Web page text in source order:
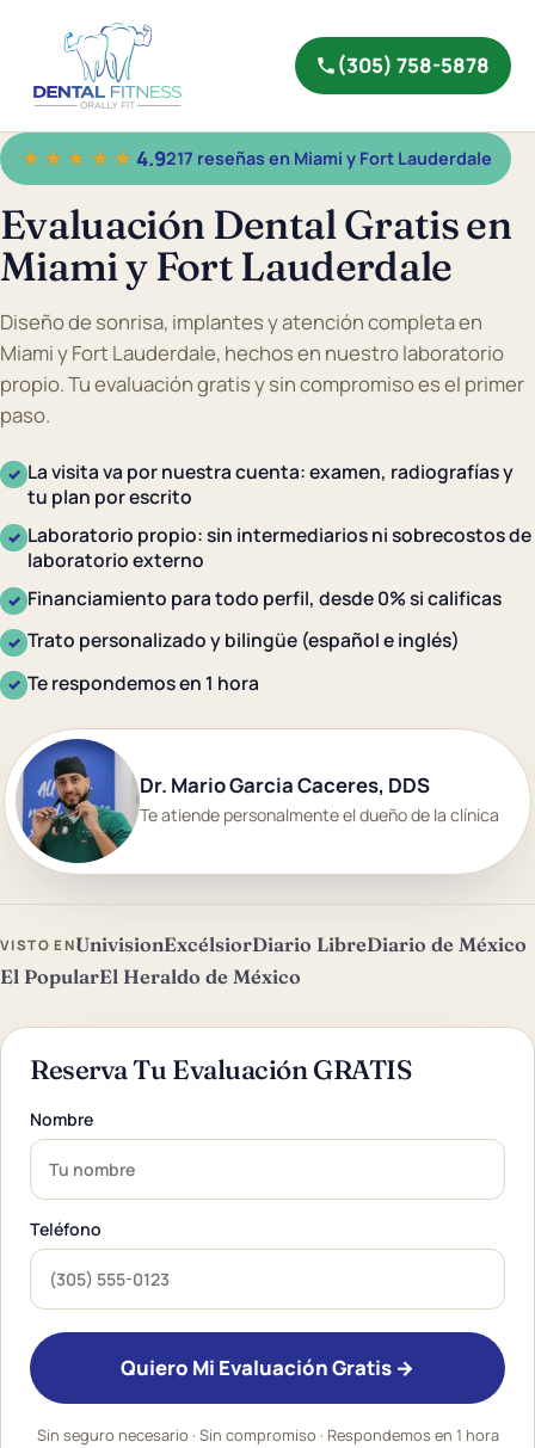
(305) 758-5878
★★★★★ 4.9217 reseñas en Miami y Fort Lauderdale
Evaluación Dental Gratis en
Miami y Fort Lauderdale
Diseño de sonrisa, implantes y atención completa en
Miami y Fort Lauderdale, hechos en nuestro laboratorio
propio. Tu evaluación gratis y sin compromiso es el primer
paso.
✓ La visita va por nuestra cuenta: examen, radiografías y
tu plan por escrito
✓ Laboratorio propio: sin intermediarios ni sobrecostos de
laboratorio externo
✓ Financiamiento para todo perfil, desde 0% si calificas
✓ Trato personalizado y bilingüe (español e inglés)
✓ Te respondemos en 1 hora
Dr. Mario Garcia Caceres, DDS
Te atiende personalmente el dueño de la clínica
VISTO ENUnivisionExcélsiorDiario LibreDiario de México
El PopularEl Heraldo de México
Reserva Tu Evaluación GRATIS
Nombre
Teléfono
Quiero Mi Evaluación Gratis →
Sin seguro necesario · Sin compromiso · Respondemos en 1 hora